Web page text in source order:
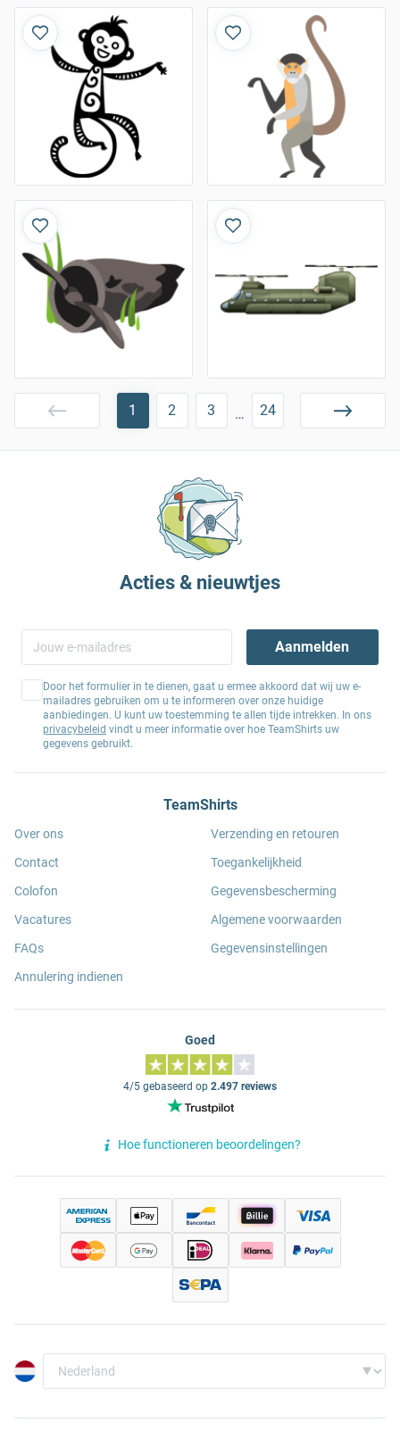
1 2 3 … 24
Acties & nieuwtjes
Aanmelden
Door het formulier in te dienen, gaat u ermee akkoord dat wij uw e-
mailadres gebruiken om u te informeren over onze huidige
aanbiedingen. U kunt uw toestemming te allen tijde intrekken. In ons
privacybeleid vindt u meer informatie over hoe TeamShirts uw
gegevens gebruikt.
TeamShirts
Over ons
Contact
Colofon
Vacatures
FAQs
Annulering indienen
Verzending en retouren
Toegankelijkheid
Gegevensbescherming
Algemene voorwaarden
Gegevensinstellingen
Goed
4/5 gebaseerd op 2.497 reviews
Hoe functioneren beoordelingen?